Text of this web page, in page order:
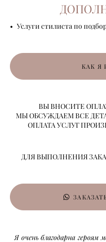
Услуги стилиста по
КАК Я
ВЫ ВНОСИТЕ
МЫ ОБСУЖДАЕМ ВСЕ
ОПЛАТА УСЛУГ
ДЛЯ ВЫПОЛНЕНИЯ
Я очень благодарна